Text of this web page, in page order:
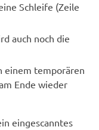
Schleife (Zeile
auch noch die
einem temporären
Ende wieder
eingescanntes